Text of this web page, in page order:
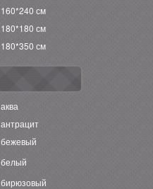
160*240 см
180*180 см
180*350 см
аква
антрацит
бежевый
белый
бирюзовый